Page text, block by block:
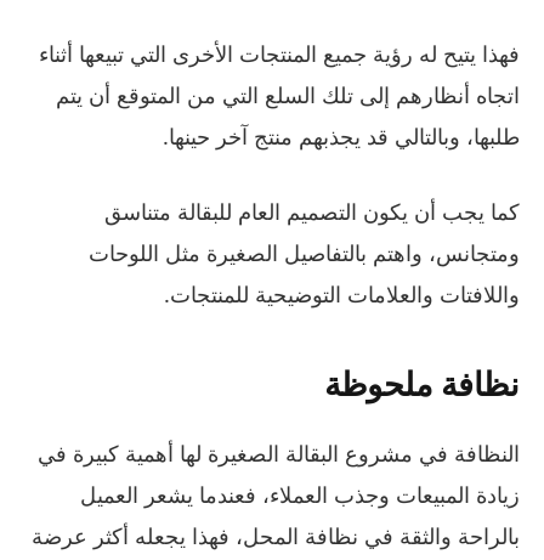
فهذا يتيح له رؤية جميع المنتجات الأخرى التي تبيعها أثناء
اتجاه أنظارهم إلى تلك السلع التي من المتوقع أن يتم
طلبها، وبالتالي قد يجذبهم منتج آخر حينها.
كما يجب أن يكون التصميم العام للبقالة متناسق
ومتجانس، واهتم بالتفاصيل الصغيرة مثل اللوحات
واللافتات والعلامات التوضيحية للمنتجات.
نظافة ملحوظة
النظافة في مشروع البقالة الصغيرة لها أهمية كبيرة في
زيادة المبيعات وجذب العملاء، فعندما يشعر العميل
بالراحة والثقة في نظافة المحل، فهذا يجعله أكثر عرضة